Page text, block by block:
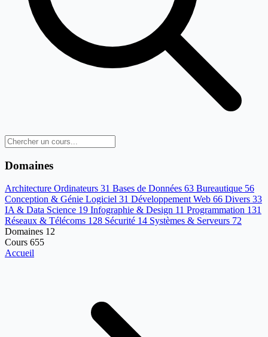
Domaines
Architecture Ordinateurs 31 Bases de Données 63 Bureautique 56
Conception & Génie Logiciel 31 Développement Web 66 Divers 33
IA & Data Science 19 Infographie & Design 11 Programmation 131
Réseaux & Télécoms 128 Sécurité 14 Systèmes & Serveurs 72
Domaines 12
Cours 655
Accueil